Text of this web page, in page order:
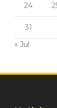
24
31
« Jul